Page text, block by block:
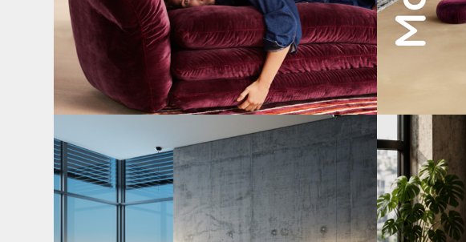
Cloud 7 – nicht nur zum Sitzen, sondern auch zum
146 3